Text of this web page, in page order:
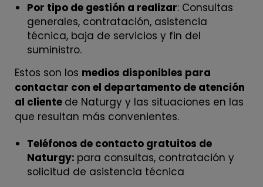
Por tipo de gestión a realizar: Consultas
generales, contratación, asistencia
técnica, baja de servicios y fin del
suministro.
Estos son los medios disponibles para
contactar con el departamento de atención
al cliente de Naturgy y las situaciones en las
que resultan más convenientes.
Teléfonos de contacto gratuitos de
Naturgy: para consultas, contratación y
solicitud de asistencia técnica